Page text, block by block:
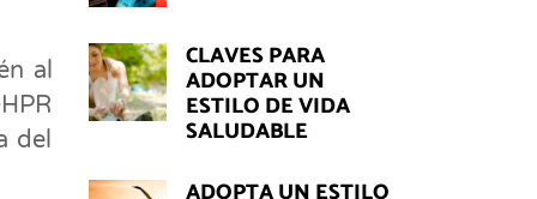
al
del
CLAVES PARA
ADOPTAR UN
ESTILO DE VIDA
SALUDABLE